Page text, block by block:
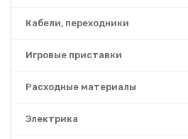
Кабели, переходники
Игровые приставки
Расходные материалы
Электрика